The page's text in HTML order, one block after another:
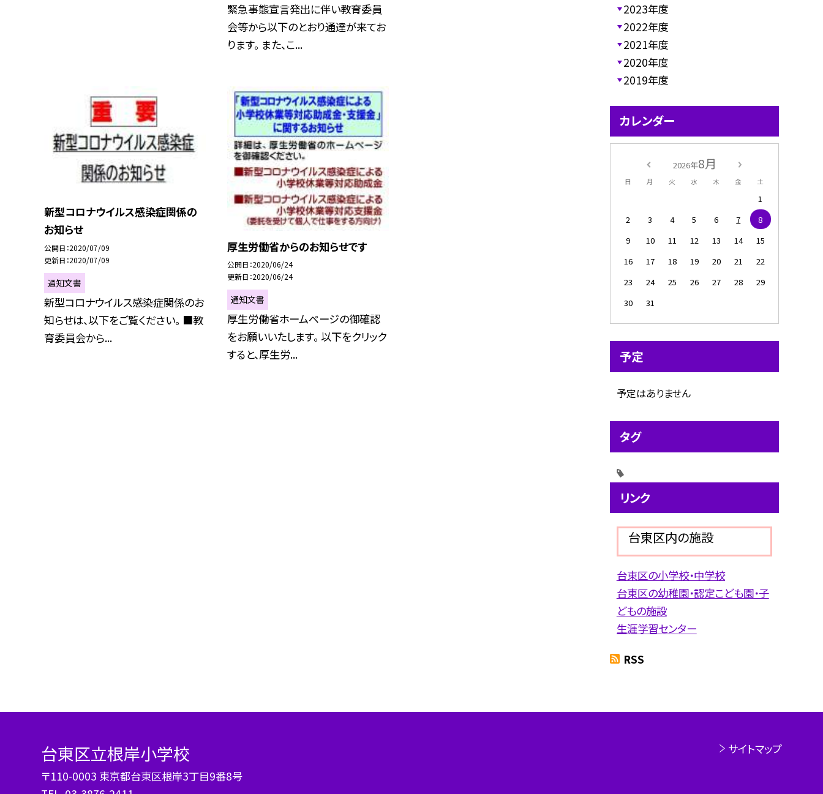
緊急事態宣言発出に伴い教育委員
会等から以下のとおり通達が来てお
ります。 また、こ...
新型コロナウイルス感染症関係の
お知らせ
公開日 2020/07/09
更新日 2020/07/09
通知文書
新型コロナウイルス感染症関係のお
知らせは、以下をご覧ください。 ■教
育委員会から...
厚生労働省からのお知らせです
公開日 2020/06/24
更新日 2020/06/24
通知文書
厚生労働省ホームページの御確認
をお願いいたします。 以下をクリック
すると、厚生労...
2023年度
2022年度
2021年度
2020年度
2019年度
カレンダー
2026年8月
日 月 火 水 木 金 土
1
2
3 4 5 6 7
8
9
10 11 12 13 14
15
16
17 18 19 20 21
22
23
24 25 26 27 28
29
30
31
予定
予定はありません
タグ
リンク
台東区内の施設
台東区の小学校・中学校
台東区の幼稚園・認定こども園・子
どもの施設
生涯学習センター
RSS
台東区立根岸小学校
〒110-0003 東京都台東区根岸3丁目9番8号
サイトマップ